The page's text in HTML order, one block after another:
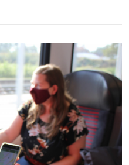
wurde nun von
und dem Projektteam ein
Gleichenberg eröffnet.